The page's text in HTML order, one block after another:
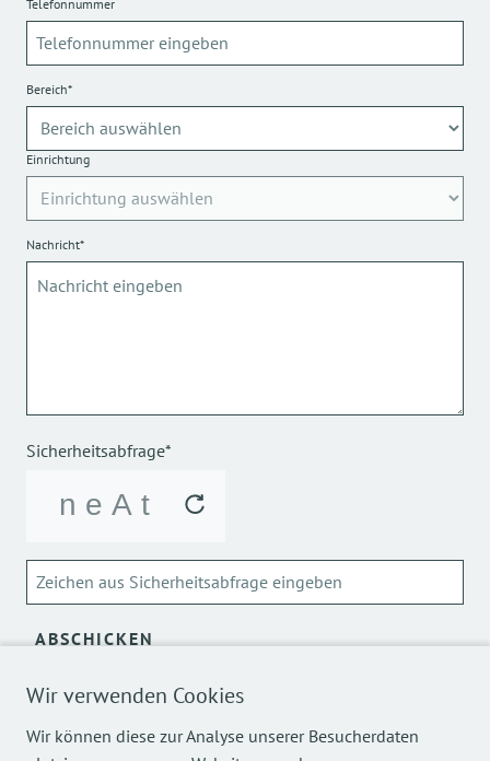
Wir verwenden Cookies
Wir können diese zur Analyse unserer Besucherdaten
Telefonnummer
Bereich*
Einrichtung
Nachricht*
Sicherheitsabfrage*
ABSCHICKEN
Über die Verarbeitung meiner personenbezogenen Daten